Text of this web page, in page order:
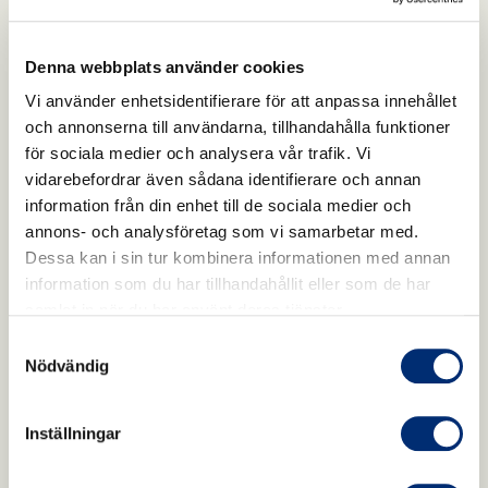
Denna webbplats använder cookies
Vi använder enhetsidentifierare för att anpassa innehållet
och annonserna till användarna, tillhandahålla funktioner
för sociala medier och analysera vår trafik. Vi
vidarebefordrar även sådana identifierare och annan
information från din enhet till de sociala medier och
annons- och analysföretag som vi samarbetar med.
Dessa kan i sin tur kombinera informationen med annan
information som du har tillhandahållit eller som de har
Nödvändig
Inställningar
Stimulerar goda bakterier vilket i sin tur
Åtgärdar järnbrist vilket stärker enzymer i
immunsystemet där järn ingår (3)
Referenser
1. Finamore A, Palmery M, Bensehaila S, Peluso I.
Antioxidant, Immunomodulating, and Microbial-
Ecofriendly Spirulina. Oxid Med Cell Longev.
2017;2017:3247528.